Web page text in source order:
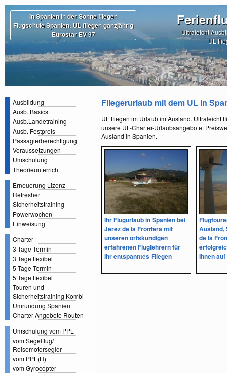
In Spanien in der Sonne fliegen
Flugschule Spanien: UL fliegen ganzjährig
Eurostar EV 97
Ultraleicht
UL
Ausbildung
Ausb. Basics
Ausb.Landetraining
Ausb. Festpreis
Passagierberechtigung
Voraussetzungen
Umschulung
Theorieunterricht
Erneuerung Lizenz
Refresher
Sicherheitstraining
Powerwochen
Einweisung
Charter
3 Tage Termin
3 Tage flexibel
5 Tage Termin
5 Tage flexibel
Touren und
Sicherheitstraining Kombi
Umrundung Spanien
Charter-Angebote Routen
Umschulung vom PPL
vom Segelflug/
Reisemotorsegler
vom PPL(H)
vom Gyrocopter
Fliegerurlaub mit dem UL in
UL fliegen im Urlaub im Ausland. Ultraleicht
unsere UL-Charter-Urlaubsangebote.
Ausland in Spanien.
Ihr Flugurlaub in Spanien bei
Jerez de la Frontera mit
unseren ortskundigen
erfahrenen Fluglehrern für
Ihr entspanntes Fliegen
Ausland,
de la
Ihnen